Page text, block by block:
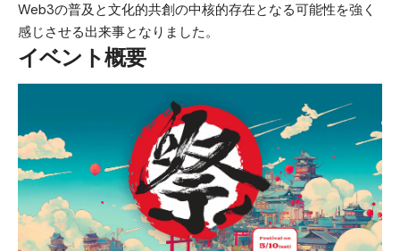
Web3の普及と文化的共創の中核的存在となる可能性を強く
感じさせる出来事となりました。
イベント概要